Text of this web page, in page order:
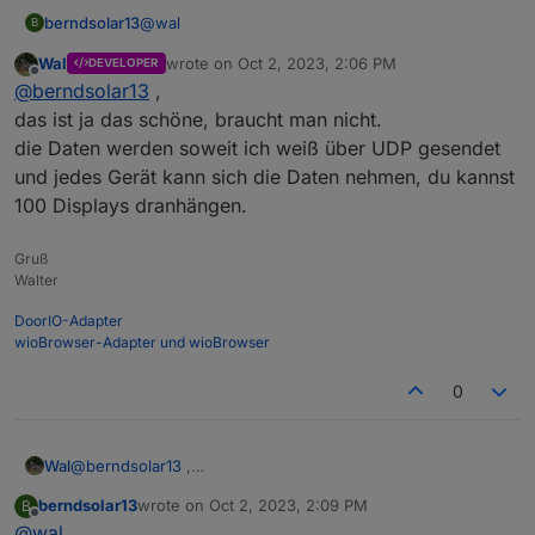
15:53:58.970 5.63
15:54:02.908 MQT: tele/Wohnen.Fernseher/
B berndsolar13@wal
supi :)
Die 2 Scripte oben gebe ich unter Konsole >
Scripte ein.
Einmal in der Steckdose 1x im Wemos wo das
Display dran hängt.
Wo genau hast du nun die IP des Wemos
eingegeben ?
Die Steckdose weiß doch nicht wem sie es
Offline
Wal DEVELOPER wrote on Oct 2, 2023, 2:06 PM
last edited by
@berndsolar13 ,
das ist ja das schöne, braucht man nicht.
die Daten werden soweit ich weiß über UDP gesendet
und jedes Gerät kann sich die Daten nehmen, du kannst
100 Displays dranhängen.
Gruß
Walter
DoorIO-Adapter
wioBrowser-Adapter und wioBrowser
0
Wal@berndsolar13
die Daten werden soweit ich weiß über UDP gesendet und
B
Offline
berndsolar13wrote on Oct 2, 2023, 2:09 PM
last edited by